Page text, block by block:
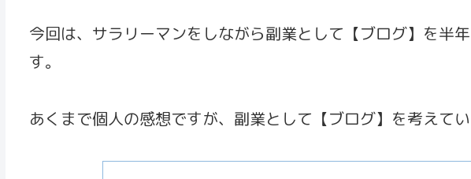
今回は、サラリーマンをしながら副業として【ブログ】を半
す。
あくまで個人の感想ですが、副業として【ブログ】を考えて